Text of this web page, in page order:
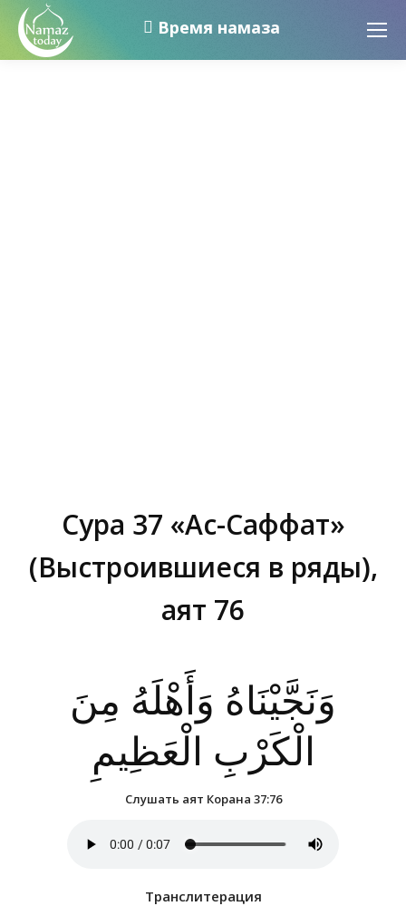
Время намаза
Сура 37 «Ас-Саффат»
(Выстроившиеся в ряды),
аят 76
وَنَجَّيْنَاهُ وَأَهْلَهُ مِنَ
الْكَرْبِ الْعَظِيمِ
Слушать аят Корана 37:76
Транслитерация